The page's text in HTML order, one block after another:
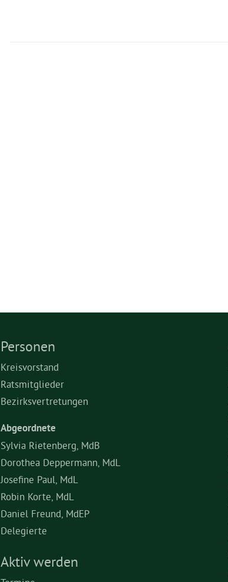
Personen
Kreisvorstand
Ratsmitglieder
Bezirksvertretungen
Abgeordnete
Sylvia Rietenberg, MdB
Dorothea Deppermann, MdL
Josefine Paul, MdL
Robin Korte, MdL
Daniel Freund, MdEP
Delegierte
Aktiv werden